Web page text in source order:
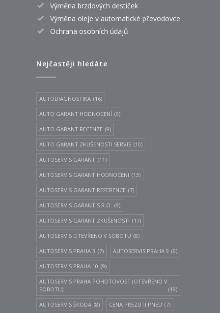
Výměna brzdových destiček
Výměna oleje v automatické převodovce
Ochrana osobních údajů
Nejčastěji hledáte
AUTODIAGNOSTIKA (16)
AUTO GARANT HODNOCENÍ (9)
AUTO GARANT RECENZE (9)
AUTO GARANT ZKUŠENOSTI SERVIS (10)
AUTOSERVIS GARANT (11)
AUTOSERVIS GARANT HODNOCENI (13)
AUTOSERVIS GARANT REFERENCE (7)
AUTOSERVIS GARANT S.R.O. (9)
AUTOSERVIS GARANT ZKUŠENOSTI (17)
AUTOSERVIS OTEVŘENO V SOBOTU (8)
AUTOSERVIS PRAHA 3 (7) AUTOSERVIS PRAHA 9 (9)
AUTOSERVIS PRAHA 10 (9)
AUTOSERVIS PRAHA POHOTOVOST (OTEVŘENO V
SOBOTU)
(19)
AUTOSERVIS ŠKODA (8) CENA PREZUTI PNEU (7)